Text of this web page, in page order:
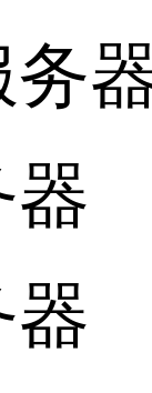
务
器